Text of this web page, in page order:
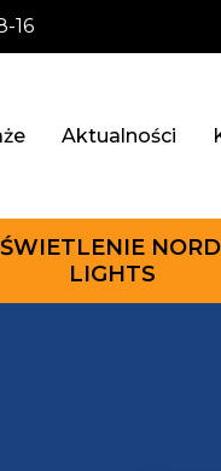
16
Aktualności
LIGHTS